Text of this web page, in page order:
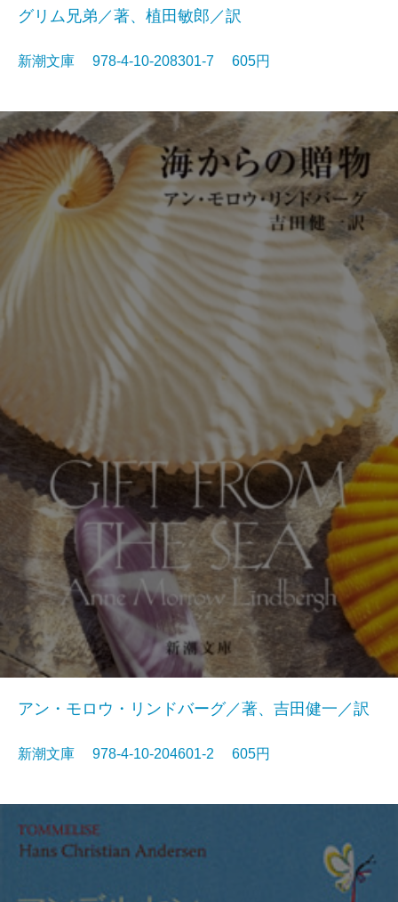
グリム兄弟／著、植田敏郎／訳
新潮文庫 978-4-10-208301-7 605円
アン・モロウ・リンドバーグ／著、吉田健一／訳
新潮文庫 978-4-10-204601-2 605円